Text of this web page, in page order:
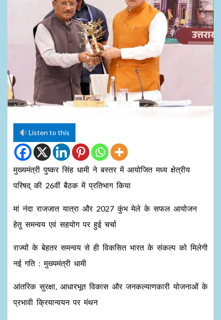
Listen to this
मुख्यमंत्री पुष्कर सिंह धामी ने बस्तर में आयोजित मध्य क्षेत्रीय
परिषद् की 26वीं बैठक में प्रतिभाग किया
मां नंदा राजजात यात्रा और 2027 कुंभ मेले के सफल आयोजन
हेतु समन्वय एवं सहयोग पर हुई चर्चा
राज्यों के बेहतर समन्वय से ही विकसित भारत के संकल्प को मिलेगी
नई गति : मुख्यमंत्री धामी
आंतरिक सुरक्षा, आधारभूत विकास और जनकल्याणकारी योजनाओं के
प्रभावी क्रियान्वयन पर मंथन